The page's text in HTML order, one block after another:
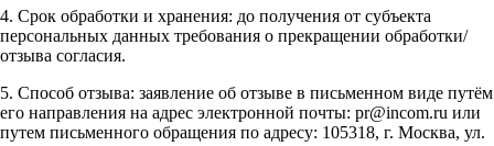
4. Срок обработки и хранения: до получения от субъекта
персональных данных требования о прекращении обработки/
отзыва согласия.
5. Способ отзыва: заявление об отзыве в письменном виде путём
его направления на адрес электронной почты: pr@incom.ru или
путем письменного обращения по адресу: 105318, г. Москва, ул.